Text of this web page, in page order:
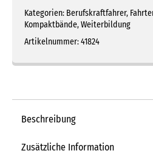
Sozialvorschriften
Menge
Kategorien: Berufskraftfahrer,
Kompaktbände,Weiterbildung
Artikelnummer:41824
Beschreibung
Zusätzliche Information